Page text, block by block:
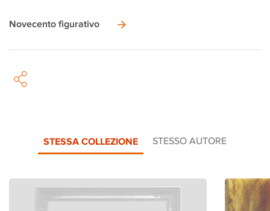
Novecento figurativo
STESSA COLLEZIONE STESSO AUTORE